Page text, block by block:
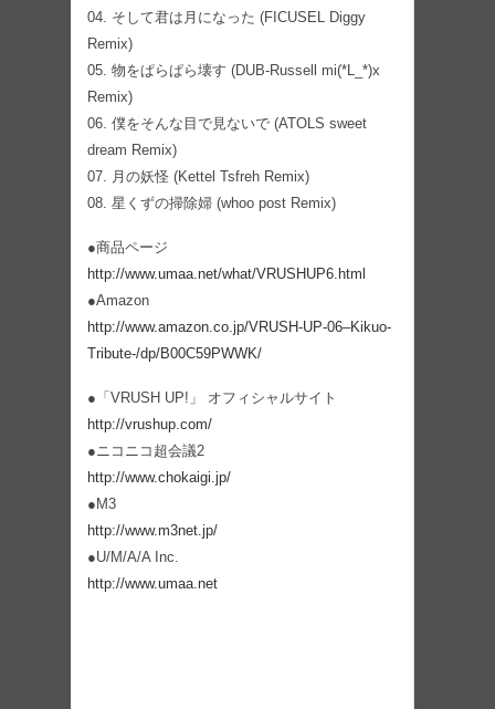
04. そして君は月になった (FICUSEL Diggy
Remix)
05. 物をぱらぱら壊す (DUB-Russell mi(*L_*)x
Remix)
06. 僕をそんな目で見ないで (ATOLS sweet
dream Remix)
07. 月の妖怪 (Kettel Tsfreh Remix)
08. 星くずの掃除婦 (whoo post Remix)
●商品ページ
http://www.umaa.net/what/VRUSHUP6.html
●Amazon
http://www.amazon.co.jp/VRUSH-UP-06–Kikuo-
Tribute-/dp/B00C59PWWK/
●「VRUSH UP!」 オフィシャルサイト
http://vrushup.com/
●ニコニコ超会議2
http://www.chokaigi.jp/
●M3
http://www.m3net.jp/
●U/M/A/A Inc.
http://www.umaa.net